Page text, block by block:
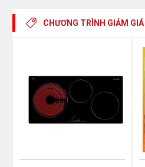
CHƯƠNG TRÌNH GIẢM GIÁ